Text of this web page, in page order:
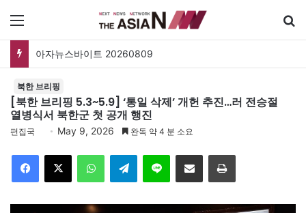
메뉴
아자뉴스바이트 20260809
북한 브리핑
[북한 브리핑 5.3~5.9] ‘통일 삭제’ 개헌 추진…러 전승절
열병식서 북한군 첫 공개 행진
편집국 May 9, 2026 완독 약 4 분 소요
Facebook
X WhatsAppTelegramLine 이메일 인쇄